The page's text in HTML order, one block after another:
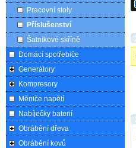
Pracovní stoly
Příslušenství
Šatníkové skříně
Domácí spotřebiče
Generátory
Kompresory
Měniče napětí
Nabíječky baterií
Obrábění dřeva
Obrábění kovů